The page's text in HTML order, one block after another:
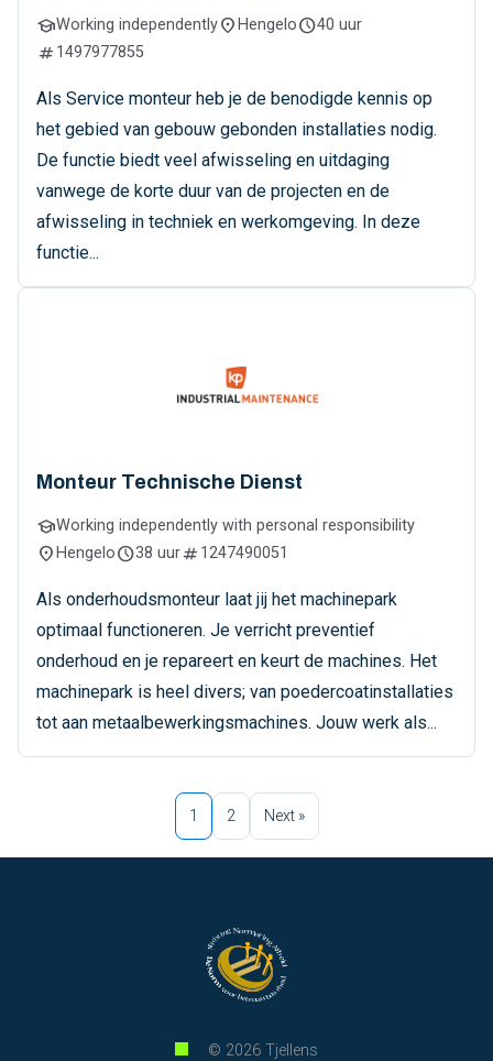
schoolWorking independentlylocation_on Hengeloschedule40 uur
numbers1497977855
Als Service monteur heb je de benodigde kennis op
het gebied van gebouw gebonden installaties nodig.
De functie biedt veel afwisseling en uitdaging
vanwege de korte duur van de projecten en de
afwisseling in techniek en werkomgeving. In deze
functie...
Monteur Technische Dienst
schoolWorking independently with personal responsibility
location_on Hengeloschedule38 uurnumbers1247490051
Als onderhoudsmonteur laat jij het machinepark
optimaal functioneren. Je verricht preventief
onderhoud en je repareert en keurt de machines. Het
machinepark is heel divers; van poedercoatinstallaties
tot aan metaalbewerkingsmachines. Jouw werk als...
1 2 Next »
© 2026 Tjellens